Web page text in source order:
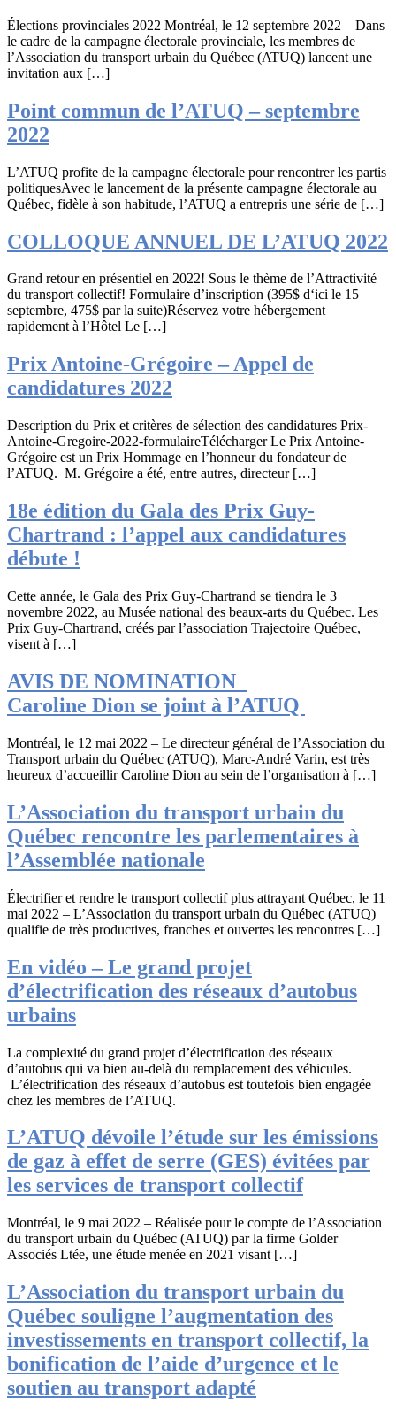
Élections provinciales 2022 Montréal, le 12 septembre 2022 – Dans
le cadre de la campagne électorale provinciale, les membres de
l’Association du transport urbain du Québec (ATUQ) lancent une
invitation aux […]
Point commun de l’ATUQ – septembre
2022
L’ATUQ profite de la campagne électorale pour rencontrer les partis
politiquesAvec le lancement de la présente campagne électorale au
Québec, fidèle à son habitude, l’ATUQ a entrepris une série de […]
COLLOQUE ANNUEL DE L’ATUQ 2022
Grand retour en présentiel en 2022! Sous le thème de l’Attractivité
du transport collectif! Formulaire d’inscription (395$ d‘ici le 15
septembre, 475$ par la suite)Réservez votre hébergement
rapidement à l’Hôtel Le […]
Prix Antoine-Grégoire – Appel de
candidatures 2022
Description du Prix et critères de sélection des candidatures Prix-
Antoine-Gregoire-2022-formulaireTélécharger Le Prix Antoine-
Grégoire est un Prix Hommage en l’honneur du fondateur de
l’ATUQ. M. Grégoire a été, entre autres, directeur […]
18e édition du Gala des Prix Guy-
Chartrand : l’appel aux candidatures
débute !
Cette année, le Gala des Prix Guy-Chartrand se tiendra le 3
novembre 2022, au Musée national des beaux-arts du Québec. Les
Prix Guy-Chartrand, créés par l’association Trajectoire Québec,
visent à […]
AVIS DE NOMINATION
Caroline Dion se joint à l’ATUQ
Montréal, le 12 mai 2022 – Le directeur général de l’Association du
Transport urbain du Québec (ATUQ), Marc-André Varin, est très
heureux d’accueillir Caroline Dion au sein de l’organisation à […]
L’Association du transport urbain du
Québec rencontre les parlementaires à
l’Assemblée nationale
Électrifier et rendre le transport collectif plus attrayant Québec, le 11
mai 2022 – L’Association du transport urbain du Québec (ATUQ)
qualifie de très productives, franches et ouvertes les rencontres […]
En vidéo – Le grand projet
d’électrification des réseaux d’autobus
urbains
La complexité du grand projet d’électrification des réseaux
d’autobus qui va bien au-delà du remplacement des véhicules.
L’électrification des réseaux d’autobus est toutefois bien engagée
chez les membres de l’ATUQ.
L’ATUQ dévoile l’étude sur les émissions
de gaz à effet de serre (GES) évitées par
les services de transport collectif
Montréal, le 9 mai 2022 – Réalisée pour le compte de l’Association
du transport urbain du Québec (ATUQ) par la firme Golder
Associés Ltée, une étude menée en 2021 visant […]
L’Association du transport urbain du
Québec souligne l’augmentation des
investissements en transport collectif, la
bonification de l’aide d’urgence et le
soutien au transport adapté